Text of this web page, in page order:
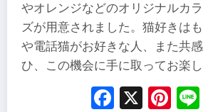
やオレンジなどのオリジナルカ
ズが用意されました。猫好きは
や電話猫がお好きな人、また共
ひ、この機会に手に取ってお楽し
X